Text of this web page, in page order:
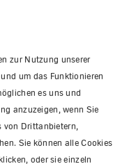
zur Nutzung unserer
um das Funktionieren
es uns und
anzuzeigen, wenn Sie
von Drittanbietern,
Sie können alle Cookies
oder sie einzeln